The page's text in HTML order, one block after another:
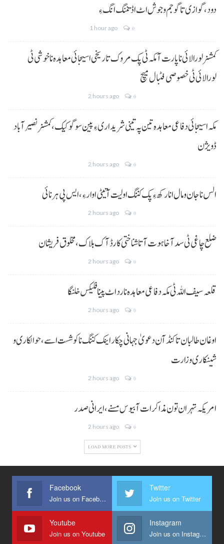
دود، گوازی تا گو جم و جوش اٹ اڈ تننگ انگ ءِ
1 hour ago 0
کمشنر لورالائی نا پارت آ مکہ ٹی پک مروک تاریخی اسیجائی معاہدہ نا خوشی ٹی
لورالائی ٹی خصوصی فٹبال میچ
2 hours ago 0
مکہ اسیجائی دفاعی معاہدہ تین پہ تینی شریداری ءِ پین سوگو کیک،کمشنر نصیرآباد
ڈویژن
2 hours ago 0
الس نا جان و مال انا رکھ ءِ پک کننگ اولیت آتیٹی اوار ءِ،ایس پی ہرنائی
2 hours ago 0
ضلع چاغی ٹی سد آ خاہوت آتا شناختی کارڈ آک بلاک، مخلوق فریشان
2 hours ago 0
قلعہ سیف اللہ ٹی مکہ دفاعی معاہدہ نا رد اٹ پینا فلیکس خلنگا
2 hours ago 0
اوغان طالبان تا کنڈ آن دعویٰ جہانی چکار اینک کننگ نا کوشست اسے،حوالکاری و
شینکاری وزارت
2 hours ago 0
امریکہ تہران تون مذاکرات آ بیوس مسنے، ایرانی صدر
2 hours ago 0
LOAD MORE POSTS
Facebook
Join us on Facebook
Twitter
Join us on Twitter
Youtube
Join us on Youtube
Instagram
Join us on Instagram